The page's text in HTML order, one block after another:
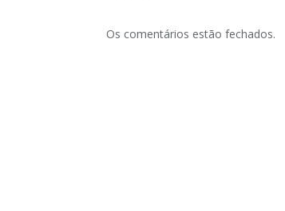
Os comentários estão fechados.